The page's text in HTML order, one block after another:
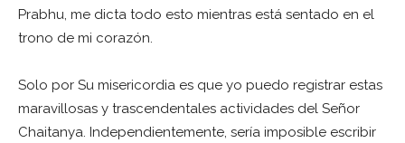
Prabhu, me dicta todo esto mientras está sentado en el
trono de mi corazón.
Solo por Su misericordia es que yo puedo registrar estas
maravillosas y trascendentales actividades del Señor
Chaitanya. Independientemente, sería imposible escribir